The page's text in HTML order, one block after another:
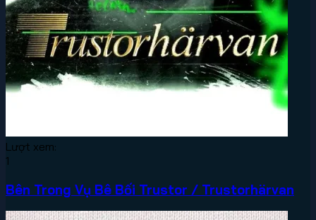
Lượt xem:
1
Bên Trong Vụ Bê Bối Trustor / Trustorhärvan